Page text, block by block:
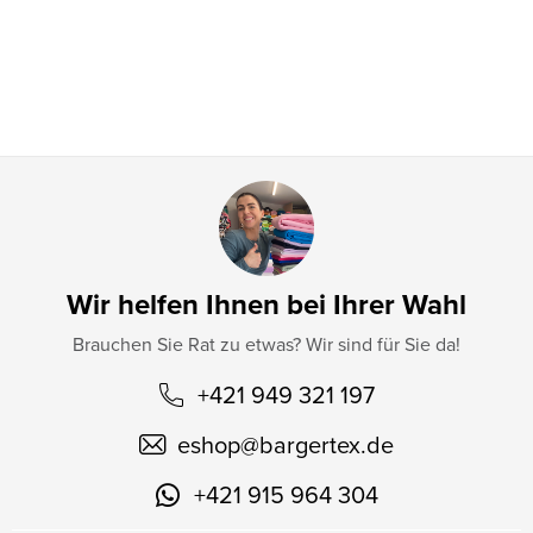
Wir helfen Ihnen bei Ihrer Wahl
Brauchen Sie Rat zu etwas? Wir sind für Sie da!
+421 949 321 197
eshop@bargertex.de
+421 915 964 304